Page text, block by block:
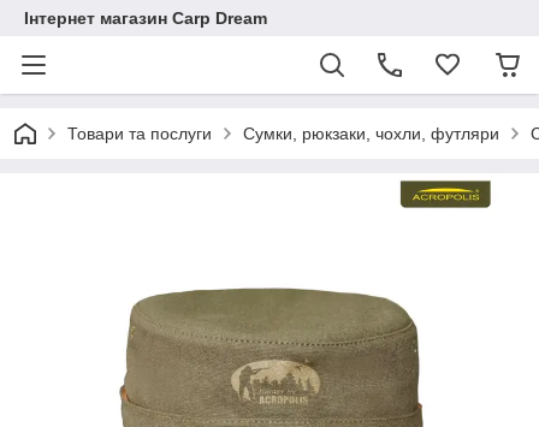
Інтернет магазин Carp Dream
Товари та послуги Сумки, рюкзаки, чохли, футляри